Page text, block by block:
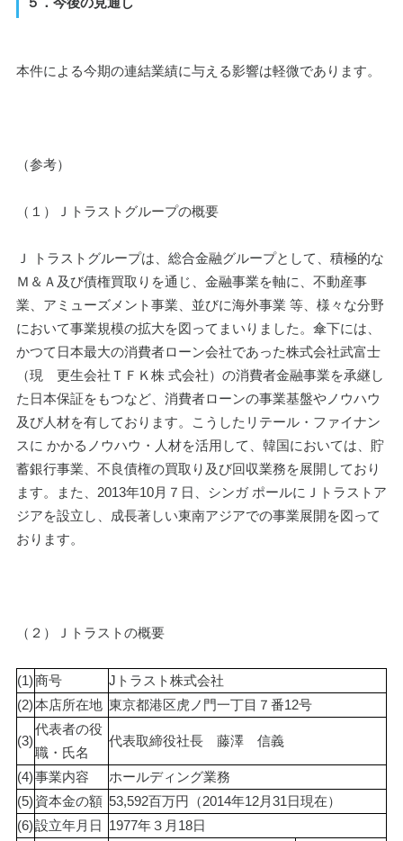
本件による今期の連結業績に与える影響は軽微であります。
（参考）
（１）Ｊトラストグループの概要
Ｊ トラストグループは、総合金融グループとして、積極的な
Ｍ＆Ａ及び債権買取りを通じ、金融事業を軸に、不動産事
業、アミューズメント事業、並びに海外事業 等、様々な分野
において事業規模の拡大を図ってまいりました。傘下には、
かつて日本最大の消費者ローン会社であった株式会社武富士
（現　更生会社ＴＦＫ株 式会社）の消費者金融事業を承継し
た日本保証をもつなど、消費者ローンの事業基盤やノウハウ
及び人材を有しております。こうしたリテール・ファイナン
スに かかるノウハウ・人材を活用して、韓国においては、貯
蓄銀行事業、不良債権の買取り及び回収業務を展開しており
ます。また、2013年10月７日、シンガ ポールにＪトラストア
ジアを設立し、成長著しい東南アジアでの事業展開を図って
おります。
（２）Ｊトラストの概要
(1)商号
Jトラスト株式会社
(2)本店所在地 東京都港区虎ノ門一丁目７番12号
(3)
代表者の役
職・氏名
代表取締役社長　藤澤　信義
(4)事業内容
ホールディング業務
(5) 資本金の額 53,592百万円（2014年12月31日現在）
(6)設立年月日 1977年３月18日